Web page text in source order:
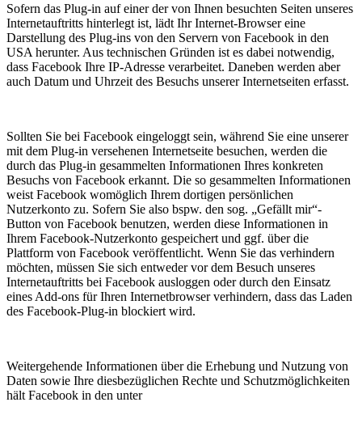
Sofern das Plug-in auf einer der von Ihnen besuchten Seiten unseres
Internetauftritts hinterlegt ist, lädt Ihr Internet-Browser eine
Darstellung des Plug-ins von den Servern von Facebook in den
USA herunter. Aus technischen Gründen ist es dabei notwendig,
dass Facebook Ihre IP-Adresse verarbeitet. Daneben werden aber
auch Datum und Uhrzeit des Besuchs unserer Internetseiten erfasst.
Sollten Sie bei Facebook eingeloggt sein, während Sie eine unserer
mit dem Plug-in versehenen Internetseite besuchen, werden die
durch das Plug-in gesammelten Informationen Ihres konkreten
Besuchs von Facebook erkannt. Die so gesammelten Informationen
weist Facebook womöglich Ihrem dortigen persönlichen
Nutzerkonto zu. Sofern Sie also bspw. den sog. „Gefällt mir“-
Button von Facebook benutzen, werden diese Informationen in
Ihrem Facebook-Nutzerkonto gespeichert und ggf. über die
Plattform von Facebook veröffentlicht. Wenn Sie das verhindern
möchten, müssen Sie sich entweder vor dem Besuch unseres
Internetauftritts bei Facebook ausloggen oder durch den Einsatz
eines Add-ons für Ihren Internetbrowser verhindern, dass das Laden
des Facebook-Plug-in blockiert wird.
Weitergehende Informationen über die Erhebung und Nutzung von
Daten sowie Ihre diesbezüglichen Rechte und Schutzmöglichkeiten
hält Facebook in den unter